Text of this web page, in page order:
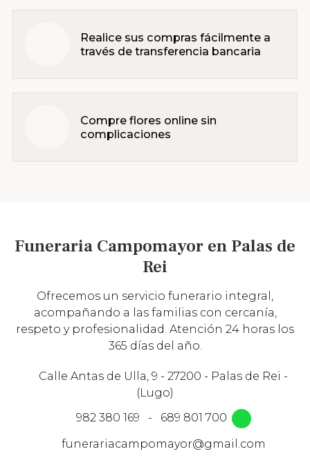
Realice sus compras fácilmente a
través de transferencia bancaria
Compre flores online sin
complicaciones
Funeraria Campomayor en Palas de
Rei
Ofrecemos un servicio funerario integral,
acompañando a las familias con cercanía,
respeto y profesionalidad. Atención 24 horas los
365 días del año.
Calle Antas de Ulla, 9 - 27200 - Palas de Rei -
(Lugo)
982 380 169
-
689 801 700
funerariacampomayor@gmail.com